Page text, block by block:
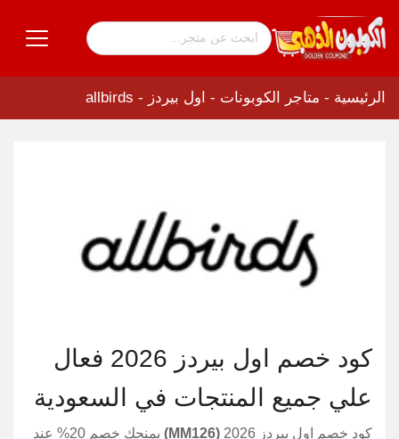
الرئيسية - متاجر الكوبونات - اول بيردز - allbirds
كود خصم اول بيردز 2026 فعال
علي جميع المنتجات في السعودية
كود خصم اول بيردز 2026 (MM126)
يمنحك خصم 20% عند